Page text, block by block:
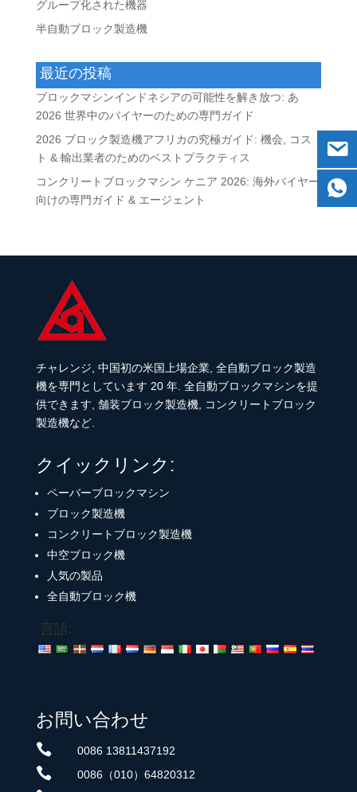
グループ化された機器
半自動ブロック製造機
最近の投稿
ブロックマシンインドネシアの可能性を解き放つ: あ
2026 世界中のバイヤーのための専門ガイド
2026 ブロック製造機アフリカの究極ガイド: 機会, コス
ト & 輸出業者のためのベストプラクティス
コンクリートブロックマシン ケニア 2026: 海外バイヤー
向けの専門ガイド & エージェント
チャレンジ, 中国初の米国上場企業, 全自動ブロック製造
機を専門としています 20 年. 全自動ブロックマシンを提
供できます, 舗装ブロック製造機, コンクリートブロック
製造機など.
クイックリンク:
ペーバーブロックマシン
ブロック製造機
コンクリートブロック製造機
中空ブロック機
人気の製品
全自動ブロック機
言語:
お問い合わせ
 0086 13811437192
 0086（010）64820312